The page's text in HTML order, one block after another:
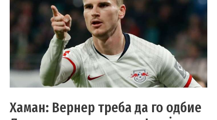
Хаман: Вернер треба да го одбие